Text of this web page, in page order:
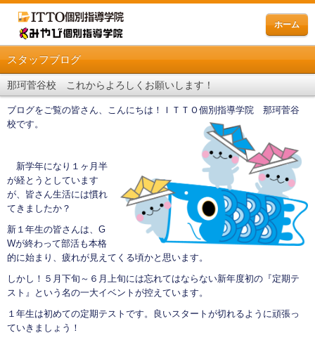
ホーム
スタッフブログ
那珂菅谷校 これからよろしくお願いします！
ブログをご覧の皆さん、こんにちは！ＩＴＴＯ個別指導学院 那珂菅谷
校です。
新学年になり１ヶ月半
が経とうとしています
が、皆さん生活には慣れ
てきましたか？
新１年生の皆さんは、G
Wが終わって部活も本格
的に始まり、疲れが見えてくる頃かと思います。
しかし！５月下旬～６月上旬には忘れてはならない新年度初の『定期テ
スト』という名の一大イベントが控えています。
１年生は初めての定期テストです。良いスタートが切れるように頑張っ
ていきましょう！